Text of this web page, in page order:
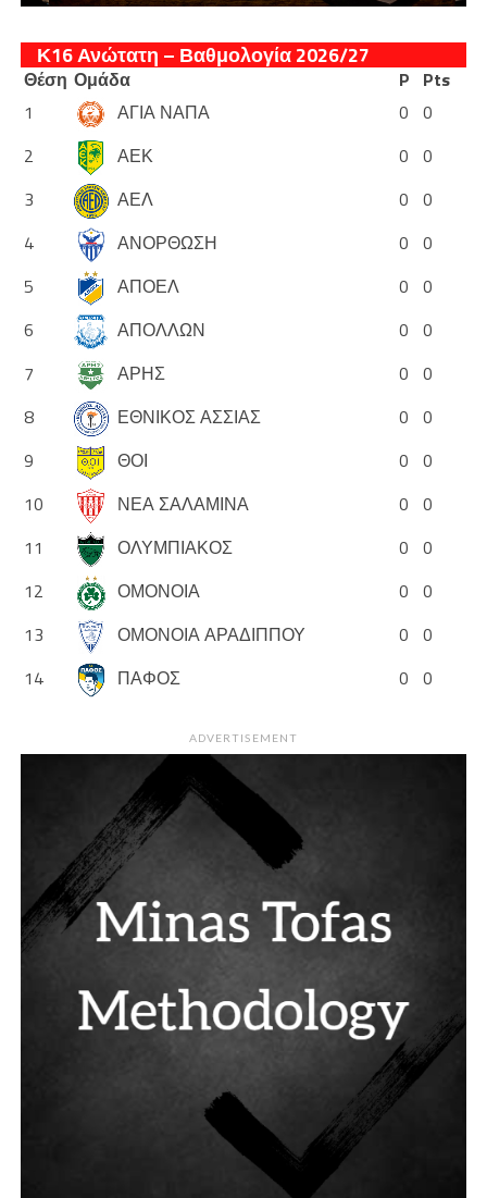
Κ16 Ανώτατη – Βαθμολογία 2026/27
Θέση Ομάδα P Pts
1
ΑΓΙΑ ΝΑΠΑ 0 0
2
ΑΕΚ 0 0
3
ΑΕΛ 0 0
4
ΑΝΟΡΘΩΣΗ 0 0
5
ΑΠΟΕΛ 0 0
6
ΑΠΟΛΛΩΝ 0 0
7
ΑΡΗΣ 0 0
8
ΕΘΝΙΚΟΣ ΑΣΣΙΑΣ 0 0
9
ΘΟΙ 0 0
10
ΝΕΑ ΣΑΛΑΜΙΝΑ 0 0
11
ΟΛΥΜΠΙΑΚΟΣ 0 0
12
ΟΜΟΝΟΙΑ 0 0
13
ΟΜΟΝΟΙΑ ΑΡΑΔΙΠΠΟΥ 0 0
14
ΠΑΦΟΣ 0 0
ADVERTISEMENT